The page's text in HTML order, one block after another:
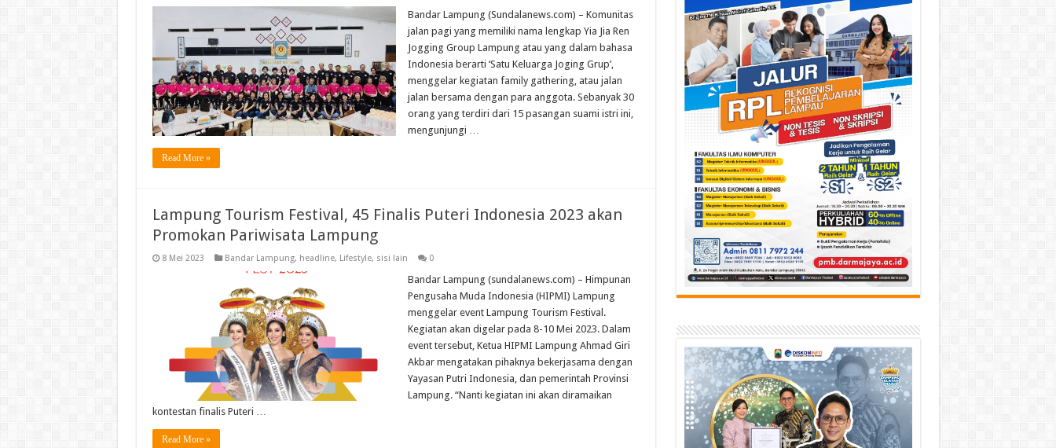
Bandar Lampung (Sundalanews.com) – Komunitas
jalan pagi yang memiliki nama lengkap Yia Jia Ren
Jogging Group Lampung atau yang dalam bahasa
Indonesia berarti ‘Satu Keluarga Joging Grup’,
menggelar kegiatan family gathering, atau jalan
jalan bersama dengan para anggota. Sebanyak 30
orang yang terdiri dari 15 pasangan suami istri ini,
mengunjungi …
Read More »
Lampung Tourism Festival, 45 Finalis Puteri Indonesia 2023 akan
Promokan Pariwisata Lampung
8 Mei 2023 Bandar Lampung, headline, Lifestyle, sisi lain 0
Bandar Lampung (sundalanews.com) – Himpunan
Pengusaha Muda Indonesia (HIPMI) Lampung
menggelar event Lampung Tourism Festival.
Kegiatan akan digelar pada 8-10 Mei 2023. Dalam
event tersebut, Ketua HIPMI Lampung Ahmad Giri
Akbar mengatakan pihaknya bekerjasama dengan
Yayasan Putri Indonesia, dan pemerintah Provinsi
Lampung. “Nanti kegiatan ini akan diramaikan
kontestan finalis Puteri …
Read More »